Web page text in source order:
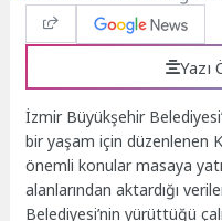
İzmir Büyükşehir
bir yaşam için düzenlenen
önemli konular masaya
alanlarından aktardığı
Belediyesi’nin yürüttüğü